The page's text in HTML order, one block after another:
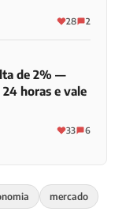
28 2
de 2% —
horas e vale
33 6
mercado